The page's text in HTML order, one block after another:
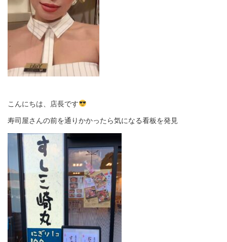
こんにちは、店長です
寿司屋さんの前を通りかかったら気になる看板を発見